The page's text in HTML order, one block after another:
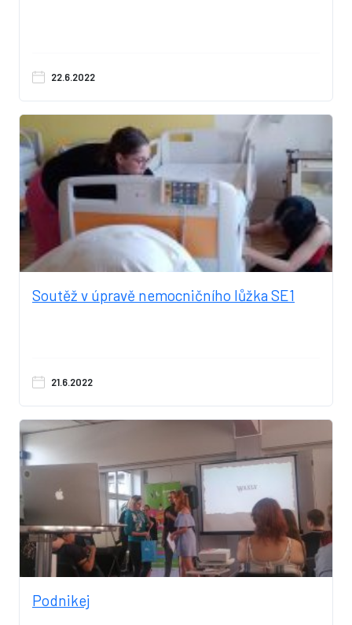
22.6.2022
Soutěž v úpravě nemocničního lůžka SE1
21.6.2022
Podnikej